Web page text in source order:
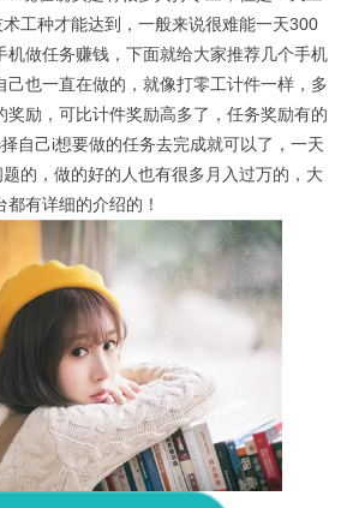
工种才能达到，一般来说很难能一天300
机做任务赚钱，下面就给大家推荐几个手机
己也一直在做的，就像打零工计件一样，多
奖励，可比计件奖励高多了，任务奖励有的
自己i想要做的任务去完成就可以了，一天
的，做的好的人也有很多月入过万的，大
有详细的介绍的！